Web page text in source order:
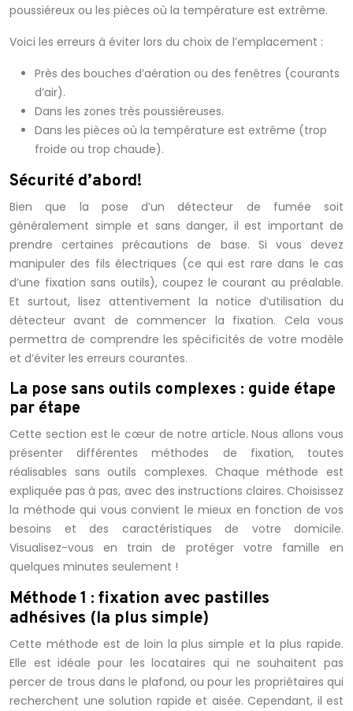
poussiéreux ou les pièces où la température est extrême.
Voici les erreurs à éviter lors du choix de l’emplacement :
Près des bouches d’aération ou des fenêtres (courants
d’air).
Dans les zones très poussiéreuses.
Dans les pièces où la température est extrême (trop
froide ou trop chaude).
Sécurité d’abord!
Bien que la pose d’un détecteur de fumée soit
généralement simple et sans danger, il est important de
prendre certaines précautions de base. Si vous devez
manipuler des fils électriques (ce qui est rare dans le cas
d’une fixation sans outils), coupez le courant au préalable.
Et surtout, lisez attentivement la notice d’utilisation du
détecteur avant de commencer la fixation. Cela vous
permettra de comprendre les spécificités de votre modèle
et d’éviter les erreurs courantes.
La pose sans outils complexes : guide étape
par étape
Cette section est le cœur de notre article. Nous allons vous
présenter différentes méthodes de fixation, toutes
réalisables sans outils complexes. Chaque méthode est
expliquée pas à pas, avec des instructions claires. Choisissez
la méthode qui vous convient le mieux en fonction de vos
besoins et des caractéristiques de votre domicile.
Visualisez-vous en train de protéger votre famille en
quelques minutes seulement !
Méthode 1 : fixation avec pastilles
adhésives (la plus simple)
Cette méthode est de loin la plus simple et la plus rapide.
Elle est idéale pour les locataires qui ne souhaitent pas
percer de trous dans le plafond, ou pour les propriétaires qui
recherchent une solution rapide et aisée. Cependant, il est